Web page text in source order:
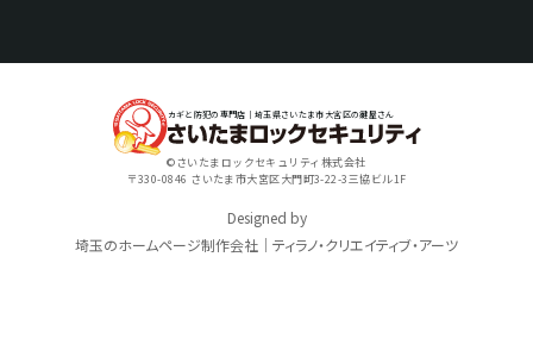
カギと防犯の専門店｜埼玉県さいたま市大宮区の鍵屋さん
©さいたまロックセキュリティ株式会社
〒330-0846 さいたま市大宮区大門町3-22-3三協ビル1F
Designed by
埼玉のホームページ制作会社｜ティラノ・クリエイティブ・アーツ